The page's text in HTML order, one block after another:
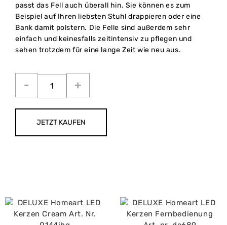
passt das Fell auch überall hin. Sie können es zum
Beispiel auf Ihren liebsten Stuhl drappieren oder eine
Bank damit polstern. Die Felle sind außerdem sehr
einfach und keinesfalls zeitintensiv zu pflegen und
sehen trotzdem für eine lange Zeit wie neu aus.
JETZT KAUFEN